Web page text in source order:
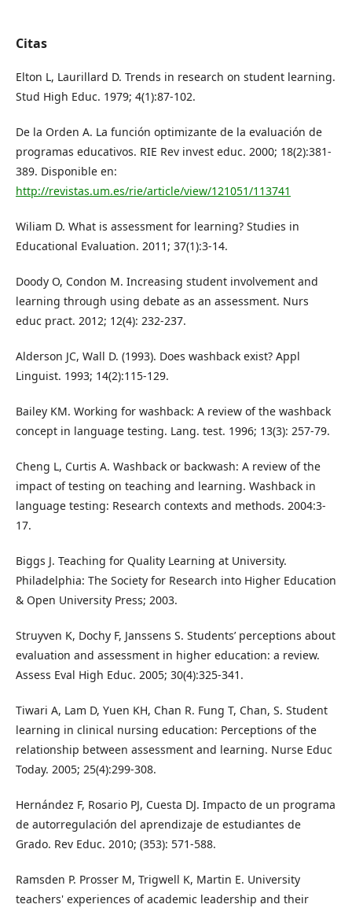
Citas
Elton L, Laurillard D. Trends in research on student learning.
Stud High Educ. 1979; 4(1):87-102.
De la Orden A. La función optimizante de la evaluación de
programas educativos. RIE Rev invest educ. 2000; 18(2):381-
389. Disponible en:
http://revistas.um.es/rie/article/view/121051/113741
Wiliam D. What is assessment for learning? Studies in
Educational Evaluation. 2011; 37(1):3-14.
Doody O, Condon M. Increasing student involvement and
learning through using debate as an assessment. Nurs
educ pract. 2012; 12(4): 232-237.
Alderson JC, Wall D. (1993). Does washback exist? Appl
Linguist. 1993; 14(2):115-129.
Bailey KM. Working for washback: A review of the washback
concept in language testing. Lang. test. 1996; 13(3): 257-79.
Cheng L, Curtis A. Washback or backwash: A review of the
impact of testing on teaching and learning. Washback in
language testing: Research contexts and methods. 2004:3-
17.
Biggs J. Teaching for Quality Learning at University.
Philadelphia: The Society for Research into Higher Education
& Open University Press; 2003.
Struyven K, Dochy F, Janssens S. Students’ perceptions about
evaluation and assessment in higher education: a review.
Assess Eval High Educ. 2005; 30(4):325-341.
Tiwari A, Lam D, Yuen KH, Chan R. Fung T, Chan, S. Student
learning in clinical nursing education: Perceptions of the
relationship between assessment and learning. Nurse Educ
Today. 2005; 25(4):299-308.
Hernández F, Rosario PJ, Cuesta DJ. Impacto de un programa
de autorregulación del aprendizaje de estudiantes de
Grado. Rev Educ. 2010; (353): 571-588.
Ramsden P. Prosser M, Trigwell K, Martin E. University
teachers' experiences of academic leadership and their